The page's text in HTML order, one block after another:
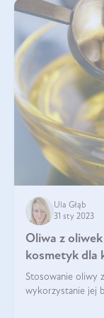
Ula Głąb
31 sty 2023
Oliwa z
kosmetyk dla
Stosowanie oliwy
wykorzystanie jej